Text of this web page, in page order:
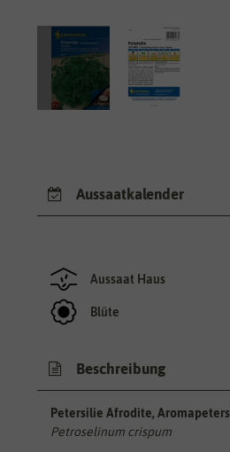
Aussaatkalender
Aussaat Haus
Blüte
Beschreibung
Petersilie Afrodite,
Petroselinum crispum